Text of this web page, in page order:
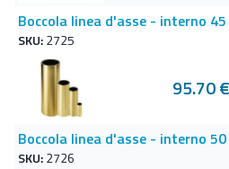
Boccola linea d'asse - interno
SKU:2725
95.70 €
Boccola linea d'asse - interno
SKU:2726